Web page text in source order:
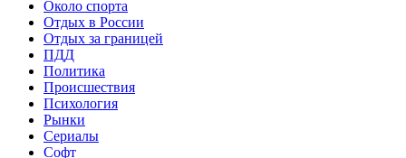
Около спорта
Отдых в России
Отдых за границей
ПДД
Политика
Происшествия
Психология
Рынки
Сериалы
Софт